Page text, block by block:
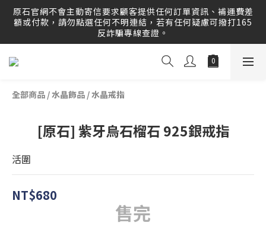
原石官網提供刷卡分期服務，歡迎多多利用！運送範圍：可配
送至全球 Worldwide Delivery！
原石官網不會主動寄信要求顧客提供任何訂單資訊、補運費差
額或付款，請勿點選任何不明連結，若有任何疑慮可撥打165
反詐騙專線查證。
原石官網提供刷卡分期服務，歡迎多多利用！運送範圍：可配
全部商品 /水晶飾品 /水晶戒指
[原石] 紫牙烏石榴石 925銀戒指
活圍
NT$680
售完